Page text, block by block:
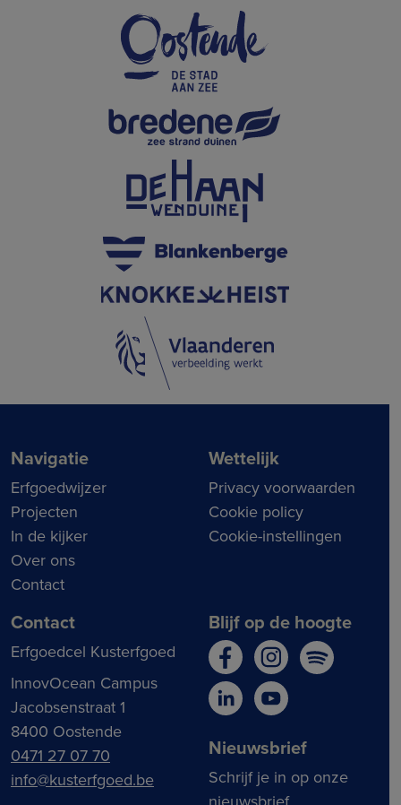
Navigatie
Erfgoedwijzer
Projecten
In de kijker
Over ons
Contact
Wettelijk
Privacy voorwaarden
Cookie policy
Cookie-instellingen
Contact
Erfgoedcel Kusterfgoed
InnovOcean Campus
Jacobsenstraat 1
8400 Oostende
0471 27 07 70
info@kusterfgoed.be
Blijf op de hoogte
Nieuwsbrief
Schrijf je in op onze